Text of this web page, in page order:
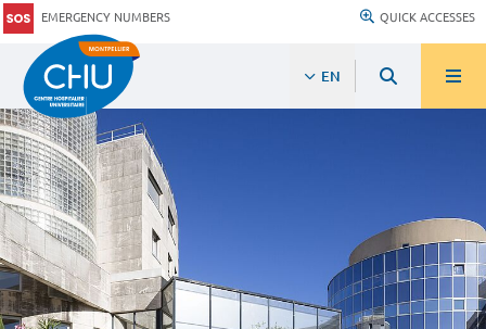
EMERGENCY NUMBERS QUICK ACCESSES
EN